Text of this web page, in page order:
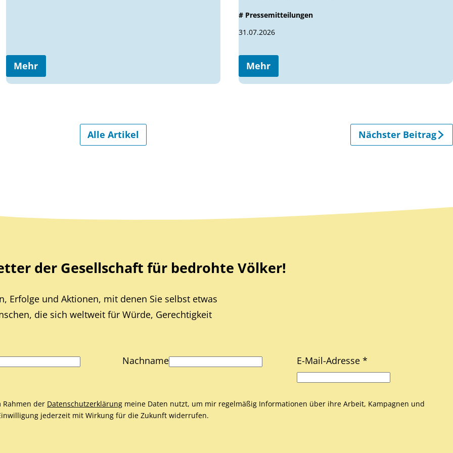
Mehr
# Pressemitteilungen
31.07.2026
Mehr
Alle Artikel Nächster Beitrag
der Gesellschaft für bedrohte Völker!
Erfolge und Aktionen, mit denen Sie selbst etwas
die sich weltweit für Würde, Gerechtigkeit
Nachname E-Mail-Adresse *
Rahmen der Datenschutzerklärung meine Daten nutzt, um mir regelmäßig Informationen über ihre Arbeit, Kampagnen und
jederzeit mit Wirkung für die Zukunft widerrufen.